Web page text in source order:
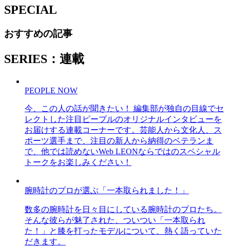
SPECIAL
おすすめの記事
SERIES：連載
PEOPLE NOW
今、この人の話が聞きたい！ 編集部が独自の目線でセ
レクトした注目ピープルのオリジナルインタビューを
お届けする連載コーナーです。芸能人から文化人、ス
ポーツ選手まで、注目の新人から納得のベテランま
で、他では読めないWeb LEONならではのスペシャル
トークをお楽しみください！
腕時計のプロが選ぶ「一本取られました！」
数多の腕時計を日々目にしている腕時計のプロたち。
そんな彼らが魅了された、ついつい「一本取られ
た！」と膝を打ったモデルについて、熱く語っていた
だきます。